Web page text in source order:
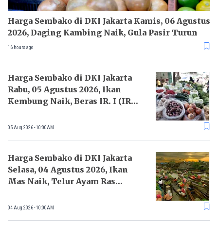
Harga Sembako di DKI Jakarta Kamis, 06 Agustus
2026, Daging Kambing Naik, Gula Pasir Turun
16 hours ago
Harga Sembako di DKI Jakarta
Rabu, 05 Agustus 2026, Ikan
Kembung Naik, Beras IR. I (IR
05 Aug 2026 - 10:00AM
Harga Sembako di DKI Jakarta
Selasa, 04 Agustus 2026, Ikan
Mas Naik, Telur Ayam Ras
04 Aug 2026 - 10:00AM